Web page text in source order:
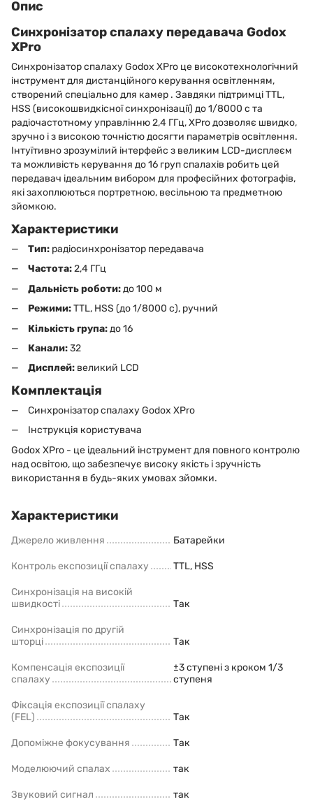
Опис
Синхронізатор спалаху передавача Godox
XPro
Синхронізатор спалаху Godox XPro це високотехнологічний
інструмент для дистанційного керування освітленням,
створений спеціально для камер . Завдяки підтримці TTL,
HSS (високошвидкісної синхронізації) до 1/8000 с та
радіочастотному управлінню 2,4 ГГц, XPro дозволяє швидко,
зручно і з високою точністю досягти параметрів освітлення.
Інтуїтивно зрозумілий інтерфейс з великим LCD-дисплеєм
та можливість керування до 16 груп спалахів робить цей
передавач ідеальним вибором для професійних фотографів,
які захоплюються портретною, весільною та предметною
зйомкою.
Характеристики
Тип: радіосинхронізатор передавача
Частота:2,4 ГГц
Дальність роботи:до 100 м
Режими:TTL, HSS (до 1/8000 с), ручний
Кількість група:до 16
Канали:32
Дисплей: великий LCD
Комплектація
Синхронізатор спалаху Godox XPro
Інструкція користувача
Godox XPro - це ідеальний інструмент для повного контролю
над освітою, що забезпечує високу якість і зручність
використання в будь-яких умовах зйомки.
Характеристики
Джерело живлення Батарейки
Контроль експозиції спалаху TTL, HSS
Синхронізація на високій
швидкості
Так
Синхронізація по другій
шторці
Так
Компенсація експозиції
спалаху
±3 ступені з кроком 1/3
ступеня
Фіксація експозиції спалаху
(FEL)
Так
Допоміжне фокусування Так
Моделюючий спалах так
Звуковий сигнал так